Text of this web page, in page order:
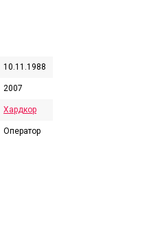
10.11.1988
2007
Хардкор
Оператор